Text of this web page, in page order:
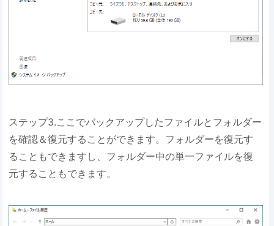
ステップ3.ここでバックアップしたファイルとフォルダー
を確認＆復元することができます。フォルダーを復元す
ることもできますし、フォルダー中の単一ファイルを復
元することもできます。